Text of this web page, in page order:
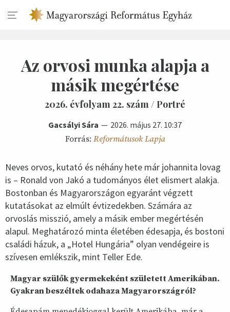
Az orvosi munka alapja a
másik megértése
2026. évfolyam 22. szám / Portré
Gacsályi Sára
2026. május 27. 10:37
Forrás: Reformátusok Lapja
Neves orvos, kutató és néhány hete már johannita lovag
is – Ronald von Jakó a tudományos élet elismert alakja.
Bostonban és Magyarországon egyaránt végzett
kutatásokat az elmúlt évtizedekben. Számára az
orvoslás misszió, amely a másik ember megértésén
alapul. Meghatározó minta életében édesapja, és bostoni
családi házuk, a „Hotel Hungária” olyan vendégeire is
szívesen emlékszik, mint Teller Ede.
Magyar szülők gyermekeként született Amerikában.
Gyakran beszéltek odahaza Magyarországról?